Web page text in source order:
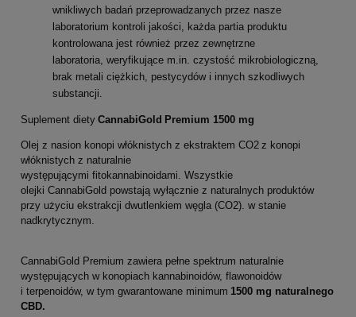
wnikliwych badań przeprowadzanych przez nasze
laboratorium kontroli jakości, każda partia produktu
kontrolowana jest również przez zewnętrzne
laboratoria, weryfikujące m.in. czystość mikrobiologiczną,
brak metali ciężkich, pestycydów i innych szkodliwych
substancji.
Suplement diety CannabiGold Premium 1500 mg
Olej z nasion konopi włóknistych z ekstraktem CO2 z konopi
włóknistych z naturalnie
występującymi fitokannabinoidami. Wszystkie
olejki CannabiGold powstają wyłącznie z naturalnych produktów
przy użyciu ekstrakcji dwutlenkiem węgla (CO2). w stanie
nadkrytycznym.
CannabiGold Premium zawiera pełne spektrum naturalnie
występujących w konopiach kannabinoidów, flawonoidów
i terpenoidów, w tym gwarantowane minimum 1500 mg naturalnego
CBD.